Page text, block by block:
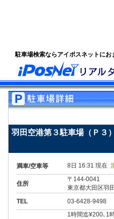
駐車場検索ならアイポスネットに
羽田空港第３駐車場（Ｐ３）
満車/空車等 8日 16:31 現在
住所
〒144-0041
東京都大田区羽
TEL
03-6428-9498
1時間迄¥200､1